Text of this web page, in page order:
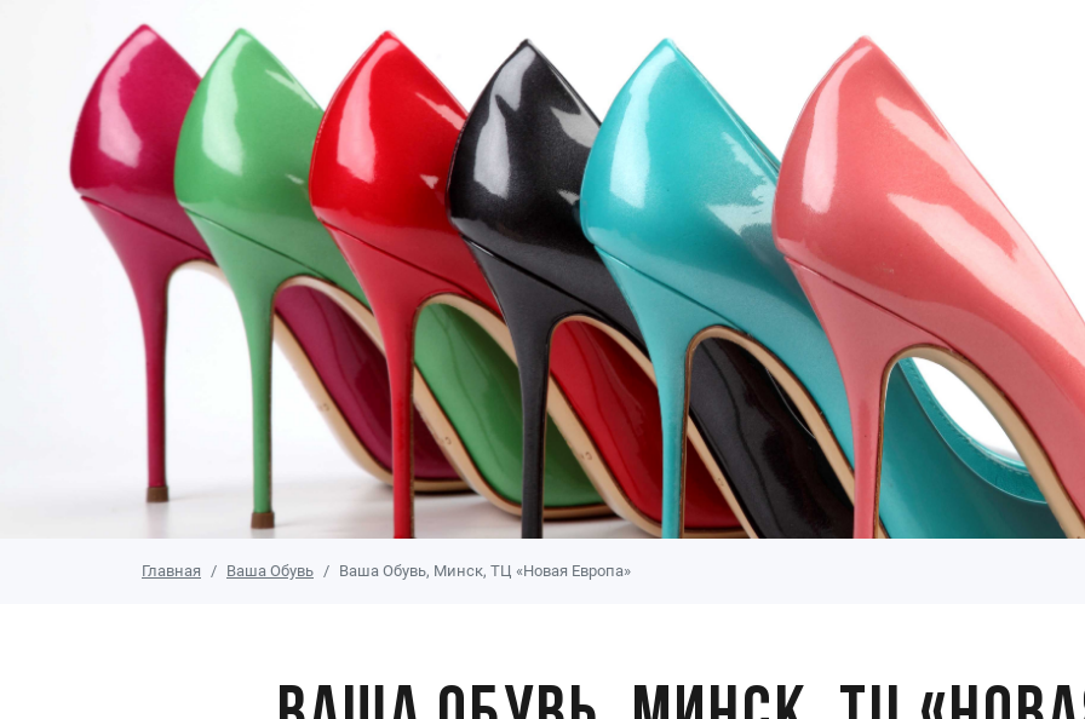
Главная Ваша Обувь Ваша Обувь, Минск, ТЦ «Новая Европа»